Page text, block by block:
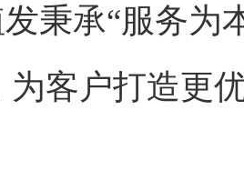
秉承“服务为
为客户打造更